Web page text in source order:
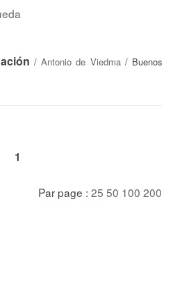
/Antonio de Viedma/ Buenos
1
Par page : 25 50 100 200